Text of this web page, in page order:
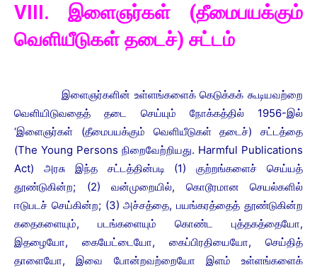
VIII. இளைஞர்கள் (தீமைபயக்கும்
வெளியீடுகள் தடைச்) சட்டம்
இளைஞர்களின் உள்ளங்களைக் கெடுக்கக் கூடியவற்றை
வெளியிடுவதைத் தடை செய்யும் நோக்கத்தில் 1956-இல்
‘இளைஞர்கள் (தீமைபயக்கும் வெளியீடுகள் தடைச்) சட்டத்தை
(The Young Persons நிறைவேற்றியது. Harmful Publications
Act) அரசு இந்த சட்டத்தின்படி (1) குற்றங்களைச் செய்யத்
தூண்டுகின்ற; (2) வன்முறையில், கொடூரமான செயல்களில்
ஈடுபடச் செய்கின்ற; (3) அச்சத்தை, பயங்கரத்தைத் தூண்டுகின்ற
கதைகளையும், படங்களையும் கொண்ட புத்தகத்தையோ,
இதழையோ, கையேட்டையோ, கைப்பிரதியையோ, செய்தித்
தாளையோ, இவை போன்றவற்றையோ இளம் உள்ளங்களைக்